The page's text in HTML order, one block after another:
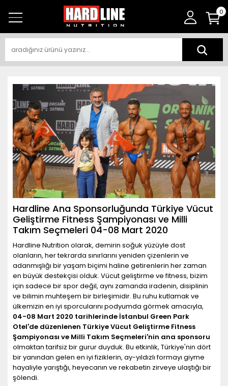
0
Hardline Ana Sponsorluğunda Türkiye Vücut
Geliştirme Fitness Şampiyonası ve Milli
Takım Seçmeleri 04-08 Mart 2020
Hardline Nutrition olarak, demirin soğuk yüzüyle dost
olanların, her tekrarda sınırlarını yeniden çizenlerin ve
adanmışlığı bir yaşam biçimi haline getirenlerin her zaman
en büyük destekçisi olduk. Vücut geliştirme ve fitness, bizim
için sadece bir spor değil, aynı zamanda iradenin, disiplinin
ve bilimin muhteşem bir birleşimidir. Bu ruhu kutlamak ve
ülkemizin en iyi sporcularını podyumda görmek amacıyla,
04-08 Mart 2020 tarihlerinde İstanbul Green Park
Otel'de düzenlenen Türkiye Vücut Geliştirme Fitness
Şampiyonası ve Milli Takım Seçmeleri'nin ana sponsoru
olmaktan tarifsiz bir gurur duyduk. Bu etkinlik, Türkiye'nin dört
bir yanından gelen en iyi fiziklerin, ay-yıldızlı formayı giyme
hayaliyle yarıştığı, heyecanın ve rekabetin zirveye ulaştığı bir
şölendi.